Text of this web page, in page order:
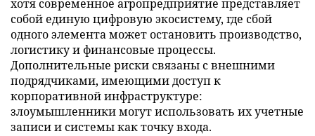
хотя современное агропредприятие представляет
собой единую цифровую экосистему, где сбой
одного элемента может остановить производство,
логистику и финансовые процессы.
Дополнительные риски связаны с внешними
подрядчиками, имеющими доступ к
корпоративной инфраструктуре:
злоумышленники могут использовать их учетные
записи и системы как точку входа.